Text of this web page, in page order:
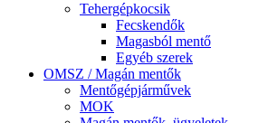
Tehergépkocsik
Fecskendők
Magasból mentő
Egyéb szerek
OMSZ / Magán mentők
Mentőgépjárművek
MOK